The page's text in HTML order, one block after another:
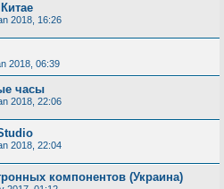
2018, 16:26
2018, 06:39
часы
2018, 22:06
2018, 22:04
компонентов (Украина)